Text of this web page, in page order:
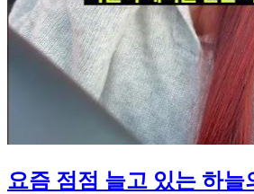
요즘 점점 늘고 있는 하늘